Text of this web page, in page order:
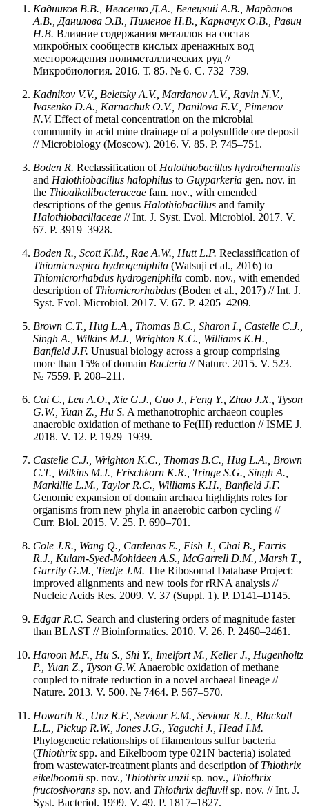
Кадников В.В., Ивасенко Д.А., Белецкий А.В., Марданов
А.В., Данилова Э.В., Пименов Н.В., Карначук О.В., Равин
Н.В. Влияние содержания металлов на состав
микробных сообществ кислых дренажных вод
месторождения полиметаллических руд //
Микробиология. 2016. Т. 85. № 6. С. 732–739.
Kadnikov V.V., Beletsky A.V., Mardanov A.V., Ravin N.V.,
Ivasenko D.A., Karnachuk O.V., Danilova E.V., Pimenov
N.V. Effect of metal concentration on the microbial
community in acid mine drainage of a polysulfide ore deposit
// Microbiology (Moscow). 2016. V. 85. P. 745‒751.
Boden R. Reclassification of Halothiobacillus hydrothermalis
and Halothiobacillus halophilus to Guyparkeria gen. nov. in
the Thioalkalibacteraceae fam. nov., with emended
descriptions of the genus Halothiobacillus and family
Halothiobacillaceae // Int. J. Syst. Evol. Microbiol. 2017. V.
67. P. 3919–3928.
Boden R., Scott K.M., Rae A.W., Hutt L.P. Reclassification of
Thiomicrospira hydrogeniphila (Watsuji et al., 2016) to
Thiomicrorhabdus hydrogeniphila comb. nov., with emended
description of Thiomicrorhabdus (Boden et al., 2017) // Int. J.
Syst. Evol. Microbiol. 2017. V. 67. P. 4205–4209.
Brown C.T., Hug L.A., Thomas B.C., Sharon I., Castelle C.J.,
Singh A., Wilkins M.J., Wrighton K.C., Williams K.H.,
Banfield J.F. Unusual biology across a group comprising
more than 15% of domain Bacteria // Nature. 2015. V. 523.
№ 7559. P. 208–211.
Cai C., Leu A.O., Xie G.J., Guo J., Feng Y., Zhao J.X., Tyson
G.W., Yuan Z., Hu S. A methanotrophic archaeon couples
anaerobic oxidation of methane to Fe(III) reduction // ISME J.
2018. V. 12. P. 1929–1939.
Castelle C.J., Wrighton K.C., Thomas B.C., Hug L.A., Brown
C.T., Wilkins M.J., Frischkorn K.R., Tringe S.G., Singh A.,
Markillie L.M., Taylor R.C., Williams K.H., Banfield J.F.
Genomic expansion of domain archaea highlights roles for
organisms from new phyla in anaerobic carbon cycling //
Curr. Biol. 2015. V. 25. P. 690–701.
Cole J.R., Wang Q., Cardenas E., Fish J., Chai B., Farris
R.J., Kulam-Syed-Mohideen A.S., McGarrell D.M., Marsh T.,
Garrity G.M., Tiedje J.M. The Ribosomal Database Project:
improved alignments and new tools for rRNA analysis //
Nucleic Acids Res. 2009. V. 37 (Suppl. 1). P. D141–D145.
Edgar R.C. Search and clustering orders of magnitude faster
than BLAST // Bioinformatics. 2010. V. 26. P. 2460–2461.
Haroon M.F., Hu S., Shi Y., Imelfort M., Keller J., Hugenholtz
P., Yuan Z., Tyson G.W. Anaerobic oxidation of methane
coupled to nitrate reduction in a novel archaeal lineage //
Nature. 2013. V. 500. № 7464. P. 567–570.
Howarth R., Unz R.F., Seviour E.M., Seviour R.J., Blackall
L.L., Pickup R.W., Jones J.G., Yaguchi J., Head I.M.
Phylogenetic relationships of filamentous sulfur bacteria
(Thiothrix spp. and Eikelboom type 021N bacteria) isolated
from wastewater-treatment plants and description of Thiothrix
eikelboomii sp. nov., Thiothrix unzii sp. nov., Thiothrix
fructosivorans sp. nov. and Thiothrix defluvii sp. nov. // Int. J.
Syst. Bacteriol. 1999. V. 49. P. 1817–1827.